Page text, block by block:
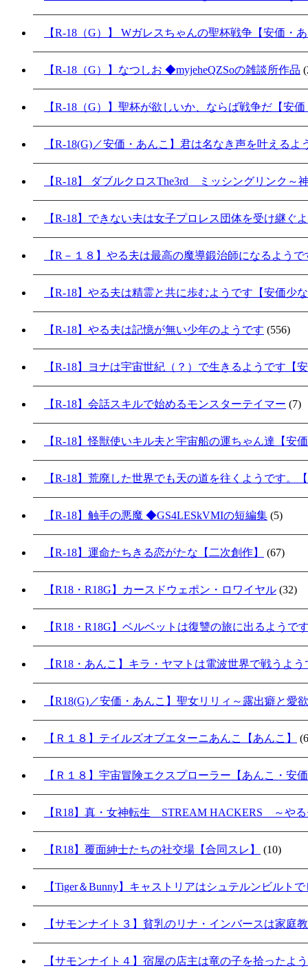
【R-18（G）】 Wガレスちゃんの聖杯戦争【安価・
【R-18（G）】なつしお ◆myjeheQZSoの雑談所作品
【R-18（G）】聖杯が欲しいか、ならば戦争だ【安
【R-18(G)／安価・あんこ】君は名なき声を叶える
【R-18】 ダブルクロスThe3rd ミッシングリンク～
【R-18】できない夫は女子プロレス団体を受け継ぐ
【R－１８】やる夫は最高の魔導鍛治師になるよう
【R-18】やる夫は精霊と共に歩むようです【安価少
【R-18】やる夫は記憶が無い少年のようです (556)
【R-18】ヨナは宇宙世紀（？）で生きるようです【
【R-18】会話スキルで始めるモンスターテイマー (7)
【R-18】怪獣使いキル夫と宇宙船の運ちゃん達【安
【R-18】荒廃した世界でも天の道を往くようです。
【R-18】触手の悪魔 ◆GS4LESkVMIの短編集 (5)
【R-18】運命たちきる恋がたな【二次創作】 (67)
【R18・R18G】カースドウェポン・ロワイヤル (32)
【R18・R18G】ベルベットは復讐の旅に出るようで
【R18・あんこ】キラ・ヤマトは電波世界で戦うよ
【R18(G)／安価・あんこ】聖女リリィ～露出癖と愛
【Ｒ１８】テイルズオブエターニあんこ【あんこ】
【Ｒ１８】宇宙冒険エクスプローラー【あんこ・安
【R18】真・女神転生 STREAM HACKERS ～や
【R18】覆面紳士たちの社交場【合同スレ】 (10)
【Tiger＆Bunny】キャストリアはシュテルンビルト
【サモンナイト３】貧乳のリナ・インバースは家庭
【サモンナイト４】宿屋の店主は竜の子を拾ったよ